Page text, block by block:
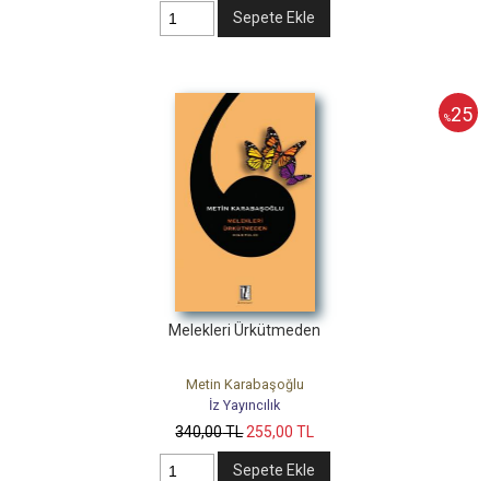
Sepete Ekle
%25
Melekleri Ürkütmeden
Metin Karabaşoğlu
İz Yayıncılık
340,00TL255,00 TL
Sepete Ekle